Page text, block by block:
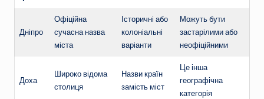
Дніпро
Офіційна
сучасна назва
міста
Історичні або
колоніальні
варіанти
Можуть бути
застарілими або
неофіційними
Доха
Широко відома
столиця
Назви країн
замість міст
Це інша
географічна
категорія